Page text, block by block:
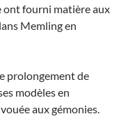
ont fourni matière aux
Memling en
prolongement de
modèles en
aux gémonies.